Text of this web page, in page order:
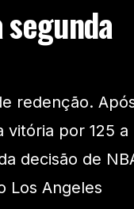
redenção.
vitória por 125 a
decisão de
Los Angeles